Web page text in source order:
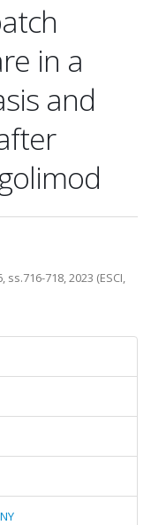
in a
and
ss.716-718, 2023 (ESCI,